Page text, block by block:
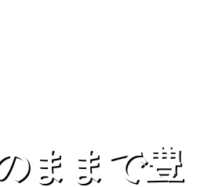
ままで豊